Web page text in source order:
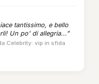
tantissimo, e bello
Un po' di allegria...”
Celebrity: vip in sfida